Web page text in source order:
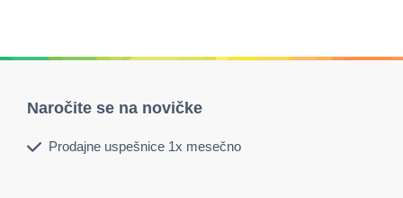
Naročite se na novičke
Prodajne uspešnice 1x mesečno